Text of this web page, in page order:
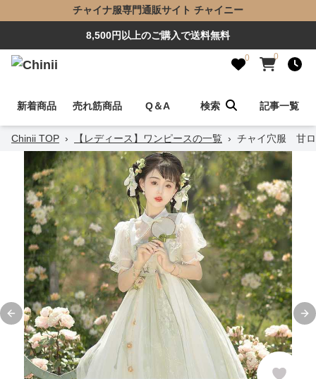
チャイナ服専門通販サイト チャイニー
8,500円以上のご購入で送料無料
0 0
新着商品 売れ筋商品 Q＆A 検索 記事一覧
Chinii TOP › 【レディース】ワンピースの一覧 › チャイ穴服 甘ロ
Previous slide